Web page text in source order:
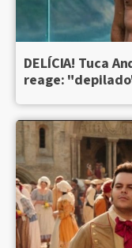
DELÍCIA! Tuca
reage: